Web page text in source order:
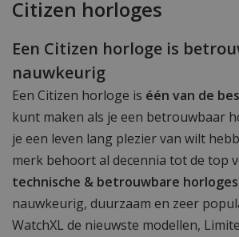
Citizen horloges
Een Citizen horloge is
nauwkeurig
Een Citizen horloge is één van de
kunt maken als je een betrouwbaar
je een leven lang plezier van wilt
merk behoort al decennia tot de top
technische & betrouwbare horloges
nauwkeurig, duurzaam en zeer
WatchXL de nieuwste modellen,